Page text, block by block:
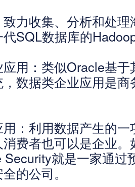
收集、分析和处理
SQL数据库的
：类似Oracle基于
数据类企业应用是
利用数据产生的一
消费者也可以是企业
Security就是一家通过
的公司。